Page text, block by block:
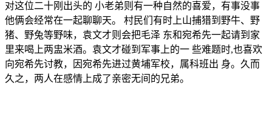
对这位二十刚出头的 小老弟则有一种自然的喜爱，有事没事
他俩会经常在一起聊聊天。 村民们有时上山捕猎到野牛、野
猪、野兔等野味，袁文才则会把毛泽 东和宛希先一起请到家
里来喝上两盅米酒。袁文才碰到军事上的一 些难题时,也喜欢
向宛希先讨教，因宛希先进过黄埔军校，属科班出 身。久而
久之，两人在感情上成了亲密无间的兄弟。